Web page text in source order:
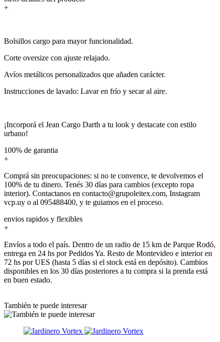
+
Bolsillos cargo para mayor funcionalidad.
Corte oversize con ajuste relajado.
Avíos metálicos personalizados que añaden carácter.
Instrucciones de lavado: Lavar en frío y secar al aire.
¡Incorporá el Jean Cargo Darth a tu look y destacate con estilo
urbano!
100% de garantia
+
Comprá sin preocupaciones: si no te convence, te devolvemos el
100% de tu dinero. Tenés 30 días para cambios (excepto ropa
interior). Contactanos en contacto@grupoleitex.com, Instagram
vcp.uy o al 095488400, y te guiamos en el proceso.
envios rapidos y flexibles
+
Envíos a todo el país. Dentro de un radio de 15 km de Parque Rodó,
entrega en 24 hs por Pedidos Ya. Resto de Montevideo e interior en
72 hs por UES (hasta 5 días si el stock está en depósito). Cambios
disponibles en los 30 días posteriores a tu compra si la prenda está
en buen estado.
También te puede interesar